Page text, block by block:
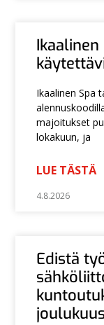
Ikaalinen Spa
majoitukset
lokakuun, ja
LUE TÄSTÄ
4.8.2026
Edistä